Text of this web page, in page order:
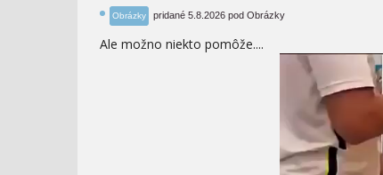
Obrázky pridané 5.8.2026 pod Obrázky
Ale možno niekto pomôže....